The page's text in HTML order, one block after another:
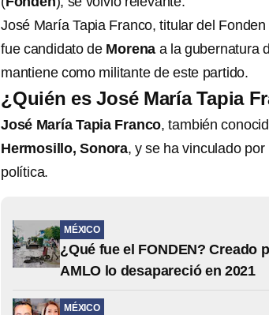
José María Tapia Franco, titular del
fue candidato de Morena a la gubernatura
mantiene como militante de este partido.
¿Quién es José María Tapia
José María Tapia Franco, también
Hermosillo, Sonora, y se ha vinculado
política.
MÉXICO
¿Qué fue el FONDEN? Creado
AMLO lo desapareció en 2021
MÉXICO